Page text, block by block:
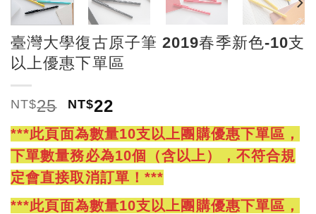
臺灣大學復古原子筆 2019春季新色-10支
以上優惠下單區
NT$25 NT$22
***此頁面為數量10支以上團購優惠下單區，
下單數量務必為10個（含以上），不符合規
定會直接取消訂單！***
***此頁面為數量10支以上團購優惠下單區，